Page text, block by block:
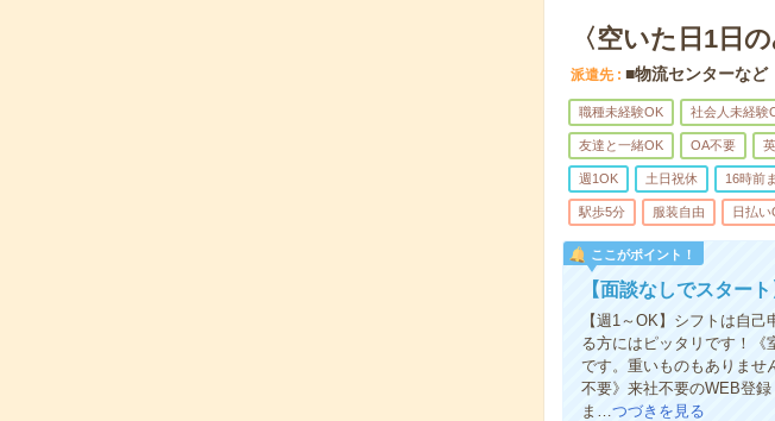
〈空いた日1日
派遣先 ■物流センターな
職種未経験OK 社会人未経験
友達と一緒OK OA不要
週1OK 土日祝休 16時前
駅歩5分 服装自由 日払い
ここがポイント！
【面談なしでスター
【週1～OK】シフトは自
る方にはピッタリです！《
です。重いものもありませ
不要》来社不要のWEB登
ま… つづきを見る